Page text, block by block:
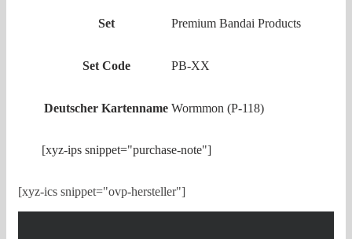
Set Premium Bandai Products
Set Code PB-XX
Deutscher Kartenname Wormmon (P-118)
[xyz-ips snippet="purchase-note"]
[xyz-ics snippet="ovp-hersteller"]